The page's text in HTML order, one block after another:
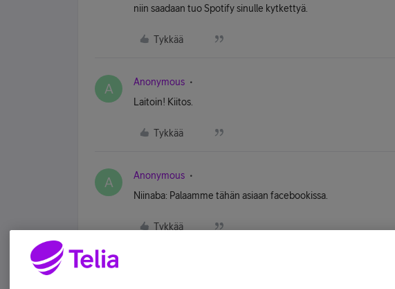
niin saadaan tuo Spotify sinulle kytkettyä.
Tykkää
A Anonymous
Laitoin! Kiitos.
Tykkää
A Anonymous
Niinaba: Palaamme tähän asiaan facebookissa.
Tykkää